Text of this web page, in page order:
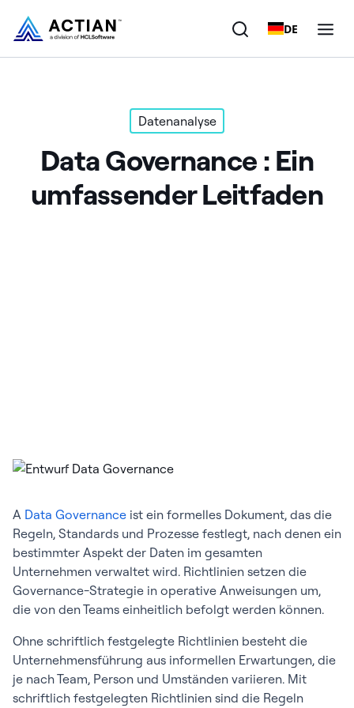
DE
Kunden
Datenanalyse
Data Governance : Ein
umfassender Leitfaden
A Data Governance ist ein formelles Dokument, das die
Regeln, Standards und Prozesse festlegt, nach denen ein
bestimmter Aspekt der Daten im gesamten
Unternehmen verwaltet wird. Richtlinien setzen die
Governance-Strategie in operative Anweisungen um,
die von den Teams einheitlich befolgt werden können.
Ohne schriftlich festgelegte Richtlinien besteht die
Unternehmensführung aus informellen Erwartungen, die
je nach Team, Person und Umständen variieren. Mit
schriftlich festgelegten Richtlinien sind die Regeln